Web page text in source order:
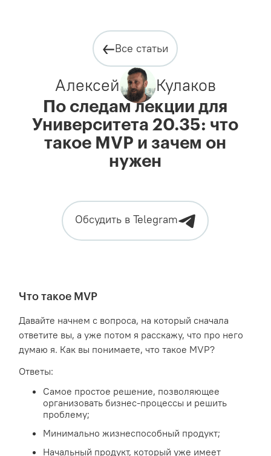
Все статьи
Алексей Кулаков
По следам лекции для
Университета 20.35: что
такое MVP и зачем он
нужен
Обсудить в Telegram
Что такое MVP
Давайте начнем с вопроса, на который сначала
ответите вы, а уже потом я расскажу, что про него
думаю я. Как вы понимаете, что такое MVP?
Ответы:
Самое простое решение, позволяющее
организовать бизнес-процессы и решить
проблему;
Минимально жизнеспособный продукт;
Начальный продукт, который уже имеет